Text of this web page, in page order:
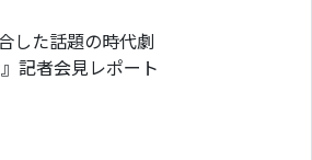
した話題の時代劇
記者会見レポート